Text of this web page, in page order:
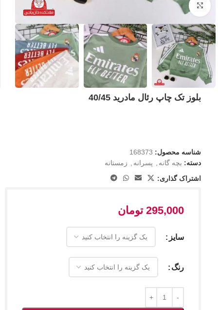
بزرگنمایی تصویر
بلوز تک چاپ رئال مادرید 40/45
شناسه محصول: 168373
دسته: بچه گانه پسرانه
زمستانه
اشتراک گذاری:
295,000 تومان
سایز
رنگ